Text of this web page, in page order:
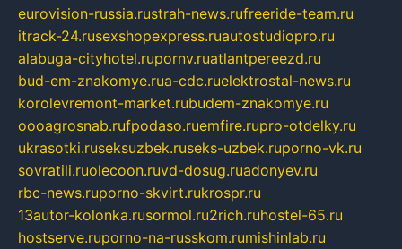
eurovision-russia.rustrah-news.rufreeride-team.ru
itrack-24.rusexshopexpress.ruautostudiopro.ru
alabuga-cityhotel.rupornv.ruatlantpereezd.ru
bud-em-znakomye.rua-cdc.ruelektrostal-news.ru
korolevremont-market.rubudem-znakomye.ru
oooagrosnab.rufpodaso.ruemfire.rupro-otdelky.ru
ukrasotki.ruseksuzbek.ruseks-uzbek.ruporno-vk.ru
sovratili.ruolecoon.ruvd-dosug.ruadonyev.ru
rbc-news.ruporno-skvirt.rukrospr.ru
13autor-kolonka.rusormol.ru2rich.ruhostel-65.ru
hostserve.ruporno-na-russkom.rumishinlab.ru